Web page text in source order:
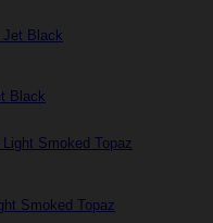
Black
Smoked Topaz